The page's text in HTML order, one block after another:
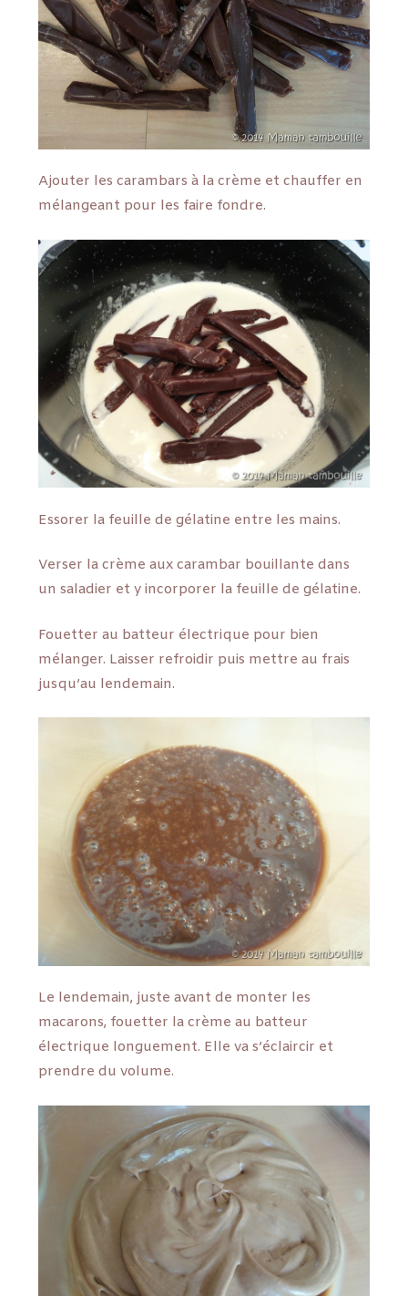
Ajouter les carambars à la crème et chauffer en
mélangeant pour les faire fondre.
Essorer la feuille de gélatine entre les mains.
Verser la crème aux carambar bouillante dans
un saladier et y incorporer la feuille de gélatine.
Fouetter au batteur électrique pour bien
mélanger. Laisser refroidir puis mettre au frais
jusqu’au lendemain.
Le lendemain, juste avant de monter les
macarons, fouetter la crème au batteur
électrique longuement. Elle va s’éclaircir et
prendre du volume.